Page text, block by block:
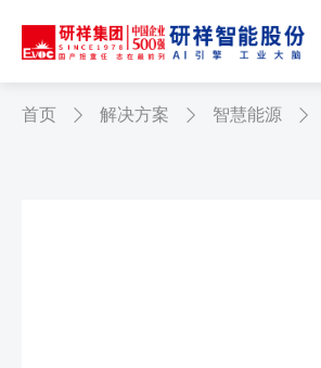
首页  解决方案  智慧能源 